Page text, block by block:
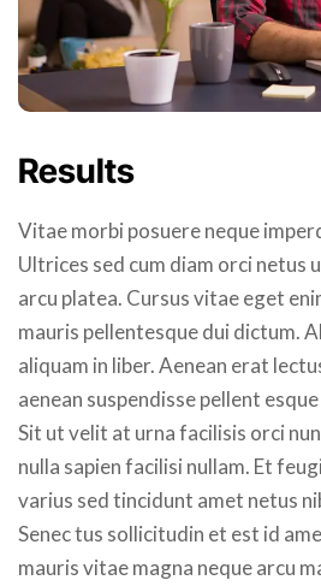
Results
Vitae morbi posuere neque
Ultrices sed cum diam orci netus
arcu platea. Cursus vitae eget
mauris pellentesque dui dictum.
aliquam in liber. Aenean erat
aenean suspendisse pellent
Sit ut velit at urna facilisis orci
nulla sapien facilisi nullam. Et
varius sed tincidunt amet netus
Senec tus sollicitudin et est id
mauris vitae magna neque arcu